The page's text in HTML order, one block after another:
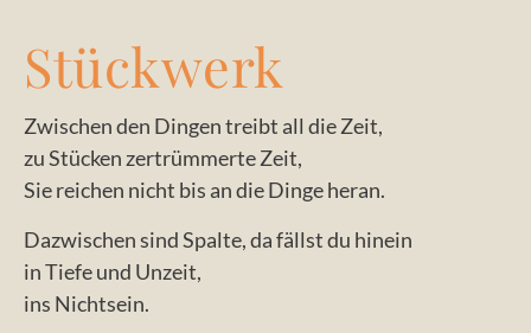
Stückwerk
Zwischen den Dingen treibt all die Zeit,
zu Stücken zertrümmerte Zeit,
Sie reichen nicht bis an die Dinge heran.
Dazwischen sind Spalte, da fällst du hinein
in Tiefe und Unzeit,
ins Nichtsein.